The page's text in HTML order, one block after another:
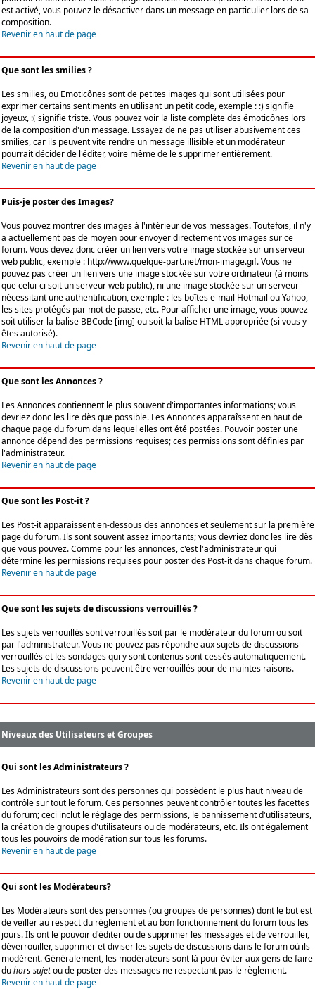
est activé, vous pouvez le désactiver dans un message en particulier lors de sa
composition.
Revenir en haut de page
Que sont les smilies ?
Les smilies, ou Emoticônes sont de petites images qui sont utilisées pour
exprimer certains sentiments en utilisant un petit code, exemple : :) signifie
joyeux, :( signifie triste. Vous pouvez voir la liste complète des émoticônes lors
de la composition d'un message. Essayez de ne pas utiliser abusivement ces
smilies, car ils peuvent vite rendre un message illisible et un modérateur
pourrait décider de l'éditer, voire même de le supprimer entièrement.
Revenir en haut de page
Puis-je poster des Images?
Vous pouvez montrer des images à l'intérieur de vos messages. Toutefois, il n'y
a actuellement pas de moyen pour envoyer directement vos images sur ce
forum. Vous devez donc créer un lien vers votre image stockée sur un serveur
web public, exemple : http://www.quelque-part.net/mon-image.gif. Vous ne
pouvez pas créer un lien vers une image stockée sur votre ordinateur (à moins
que celui-ci soit un serveur web public), ni une image stockée sur un serveur
nécessitant une authentification, exemple : les boîtes e-mail Hotmail ou Yahoo,
les sites protégés par mot de passe, etc. Pour afficher une image, vous pouvez
soit utiliser la balise BBCode [img] ou soit la balise HTML appropriée (si vous y
êtes autorisé).
Revenir en haut de page
Que sont les Annonces ?
Les Annonces contiennent le plus souvent d'importantes informations; vous
devriez donc les lire dès que possible. Les Annonces apparaîssent en haut de
chaque page du forum dans lequel elles ont été postées. Pouvoir poster une
annonce dépend des permissions requises; ces permissions sont définies par
l'administrateur.
Revenir en haut de page
Que sont les Post-it ?
Les Post-it apparaissent en-dessous des annonces et seulement sur la première
page du forum. Ils sont souvent assez importants; vous devriez donc les lire dès
que vous pouvez. Comme pour les annonces, c'est l'administrateur qui
détermine les permissions requises pour poster des Post-it dans chaque forum.
Revenir en haut de page
Que sont les sujets de discussions verrouillés ?
Les sujets verrouillés sont verrouillés soit par le modérateur du forum ou soit
par l'administrateur. Vous ne pouvez pas répondre aux sujets de discussions
verrouillés et les sondages qui y sont contenus sont cessés automatiquement.
Les sujets de discussions peuvent être verrouillés pour de maintes raisons.
Revenir en haut de page
Niveaux des Utilisateurs et Groupes
Qui sont les Administrateurs ?
Les Administrateurs sont des personnes qui possèdent le plus haut niveau de
contrôle sur tout le forum. Ces personnes peuvent contrôler toutes les facettes
du forum; ceci inclut le réglage des permissions, le bannissement d'utilisateurs,
la création de groupes d'utilisateurs ou de modérateurs, etc. Ils ont également
tous les pouvoirs de modération sur tous les forums.
Revenir en haut de page
Qui sont les Modérateurs?
Les Modérateurs sont des personnes (ou groupes de personnes) dont le but est
de veiller au respect du règlement et au bon fonctionnement du forum tous les
jours. Ils ont le pouvoir d'éditer ou de supprimer les messages et de verrouiller,
déverrouiller, supprimer et diviser les sujets de discussions dans le forum où ils
modèrent. Généralement, les modérateurs sont là pour éviter aux gens de faire
duhors-sujetou de poster des messages ne respectant pas le règlement.
Revenir en haut de page